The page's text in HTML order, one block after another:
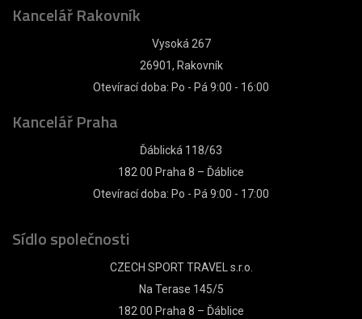
Kancelář Rakovník
Vysoká 267
26901, Rakovník
Otevírací doba: Po - Pá 9:00 - 16:00
Kancelář Praha
Ďáblická 118/63
182 00 Praha 8 – Ďáblice
Otevírací doba: Po - Pá 9:00 - 17:00
Sídlo společnosti
CZECH SPORT TRAVEL s.r.o.
Na Terase 145/5
182 00 Praha 8 – Ďáblice